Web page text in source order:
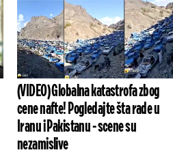
(VIDEO) Globalna katastrofa zbog
cene nafte! Pogledajte šta rade u
Iranu i Pakistanu - scene su
nezamislive